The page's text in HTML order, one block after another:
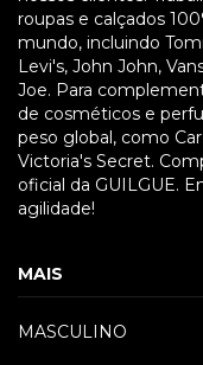
roupas e calçados
mundo, incluindo
Levi's, John John,
Joe. Para
de cosméticos e
peso global, como
Victoria's Secret.
oficial da GUILGUE.
agilidade!
MAIS
MASCULINO